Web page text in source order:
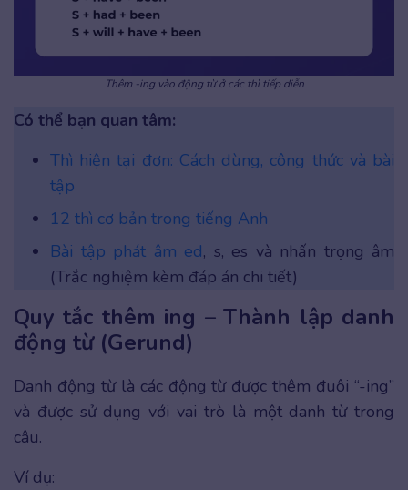
Thêm -ing vào động từ ở các thì tiếp diễn
Có thể bạn quan tâm:
Thì hiện tại đơn: Cách dùng, công thức và bài
tập
12 thì cơ bản trong tiếng Anh
Bài tập phát âm ed, s, es và nhấn trọng âm
(Trắc nghiệm kèm đáp án chi tiết)
Quy tắc thêm ing –Thành lập danh
động từ (Gerund)
Danh động từ là các động từ được thêm đuôi “-ing”
và được sử dụng với vai trò là một danh từ trong
câu.
Ví dụ: